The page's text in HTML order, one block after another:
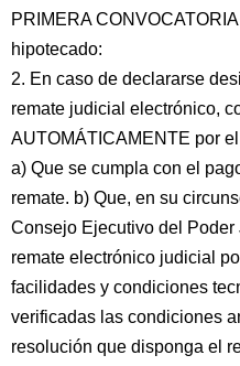
PRIMERA
hipotecado:
2. En caso de declararse
remate judicial electrónico,
AUTOMÁTICAMENTE por el
a) Que se cumpla con el
remate. b) Que, en su
Consejo Ejecutivo del Poder
remate electrónico judicial
facilidades y condiciones
verificadas las condiciones
resolución que disponga el